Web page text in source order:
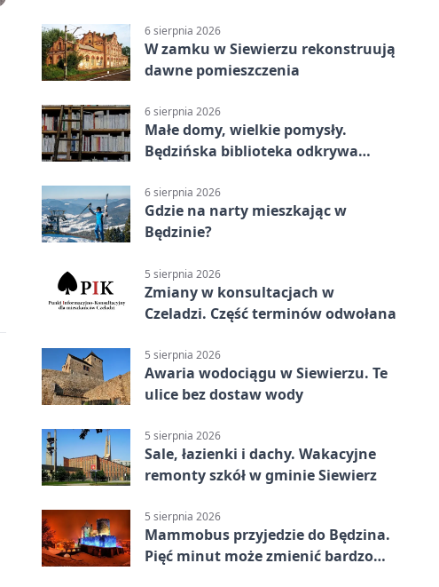
6 sierpnia 2026
W zamku w Siewierzu rekonstruują
dawne pomieszczenia
6 sierpnia 2026
Małe domy, wielkie pomysły.
Będzińska biblioteka odkrywa
6 sierpnia 2026
Gdzie na narty mieszkając w
Będzinie?
5 sierpnia 2026
Zmiany w konsultacjach w
Czeladzi. Część terminów odwołana
5 sierpnia 2026
Awaria wodociągu w Siewierzu. Te
ulice bez dostaw wody
5 sierpnia 2026
Sale, łazienki i dachy. Wakacyjne
remonty szkół w gminie Siewierz
5 sierpnia 2026
Mammobus przyjedzie do Będzina.
Pięć minut może zmienić bardzo